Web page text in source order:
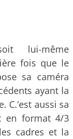
lui-même
fois que le
sa caméra
ayant la
C.’est aussi sa
en format 4/3
cadres et la